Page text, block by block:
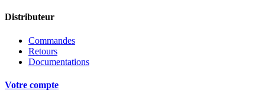
Distributeur
Commandes
Retours
Documentations
Votre compte